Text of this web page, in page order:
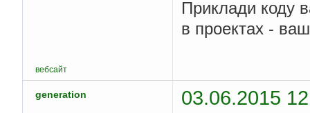
Приклади коду
в проектах -
вебсайт
generation
03.06.2015